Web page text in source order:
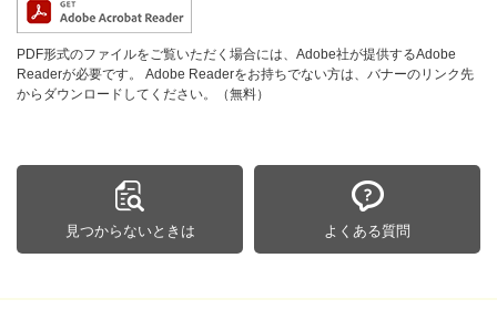
PDF形式のファイルをご覧いただく場合には、Adobe社が提供するAdobe
Readerが必要です。
Adobe Readerをお持ちでない方は、バナーのリンク先
からダウンロードしてください。（無料）
見つからないときは よくある質問